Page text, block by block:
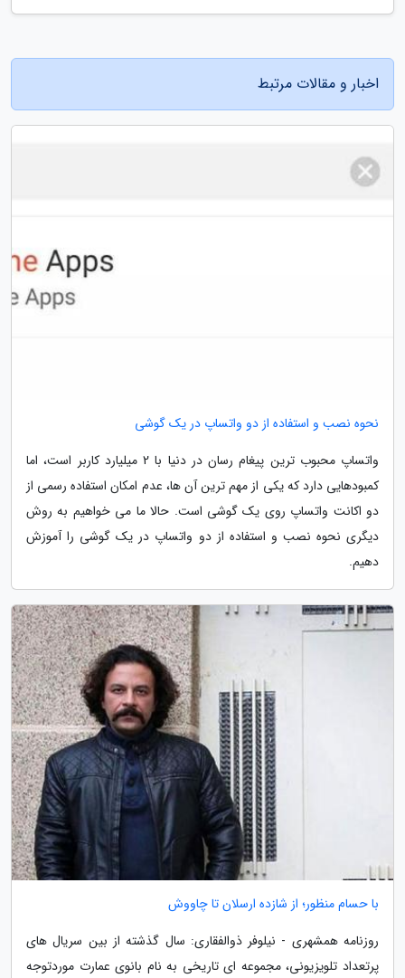
اخبار و مقالات مرتبط
نحوه نصب و استفاده از دو واتساپ در یک گوشی
واتساپ محبوب ترین پیغام رسان در دنیا با 2 میلیارد کاربر است، اما
کمبودهایی دارد که یکی از مهم ترین آن ها، عدم امکان استفاده رسمی از
دو اکانت واتساپ روی یک گوشی است. حالا ما می خواهیم به روش
دیگری نحوه نصب و استفاده از دو واتساپ در یک گوشی را آموزش
دهیم.
با حسام منظور؛ از شازده ارسلان تا چاووش
روزنامه همشهری - نیلوفر ذوالفقاری: سال گذشته از بین سریال های
پرتعداد تلویزیونی، مجموعه ای تاریخی به نام بانوی عمارت موردتوجه